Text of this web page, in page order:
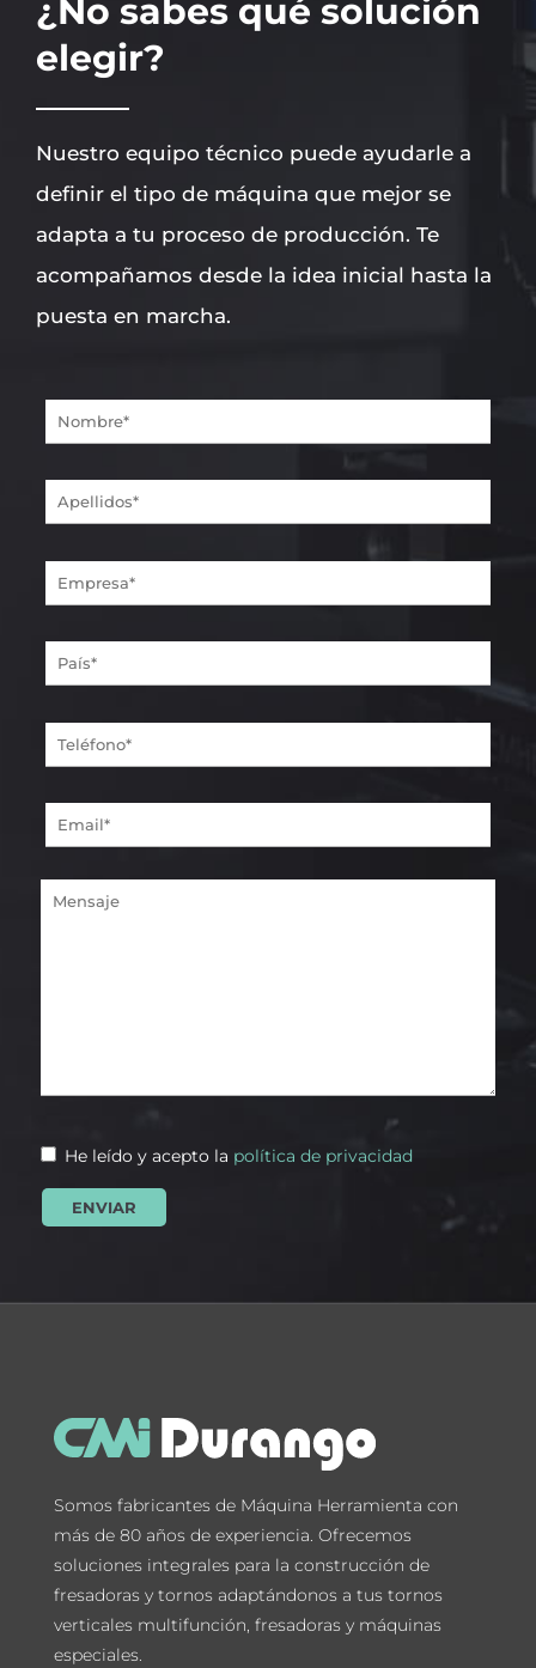
¿No sabes qué solución
elegir?
Nuestro equipo técnico puede ayudarle a
definir el tipo de máquina que mejor se
adapta a tu proceso de producción. Te
acompañamos desde la idea inicial hasta la
puesta en marcha.
He leído y acepto la política de privacidad
Somos fabricantes de Máquina Herramienta con
más de 80 años de experiencia. Ofrecemos
soluciones integrales para la construcción de
fresadoras y tornos adaptándonos a tus tornos
verticales multifunción, fresadoras y máquinas
especiales.